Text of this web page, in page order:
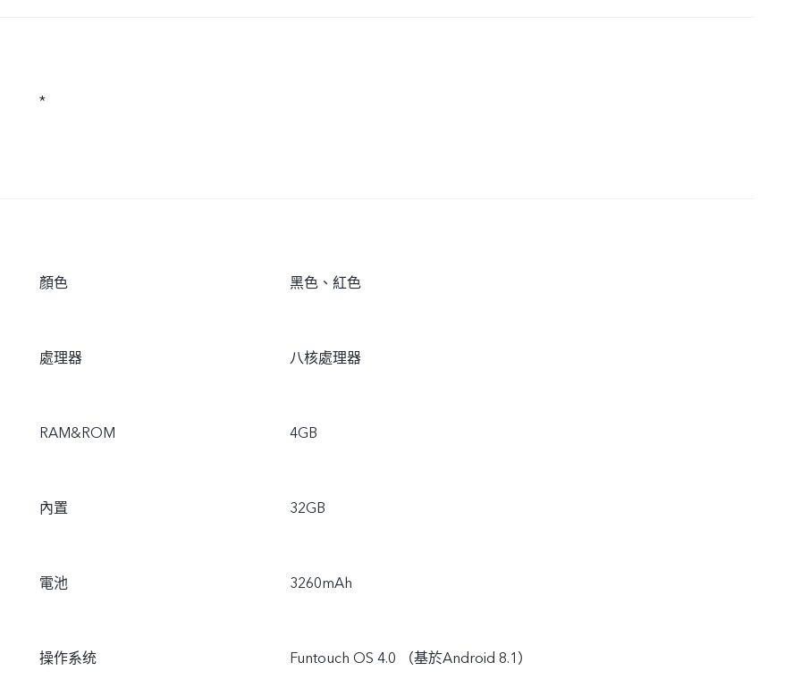
*
顏色 黑色、紅色
處理器 八核處理器
RAM&ROM 4GB
內置 32GB
電池 3260mAh
操作系统 Funtouch OS 4.0 （基於Android 8.1）